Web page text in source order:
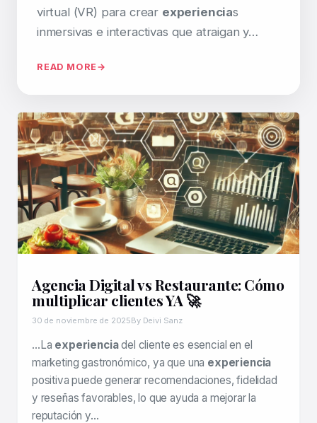
virtual (VR) para crear experiencias
inmersivas e interactivas que atraigan y…
READ MORE
Agencia Digital vs Restaurante: Cómo
multiplicar clientes YA 🚀
30 de noviembre de 2025By Deivi Sanz
…La experienciadel cliente es esencial en el
marketing gastronómico, ya que una experiencia
positiva puede generar recomendaciones, fidelidad
y reseñas favorables, lo que ayuda a mejorar la
reputación y…